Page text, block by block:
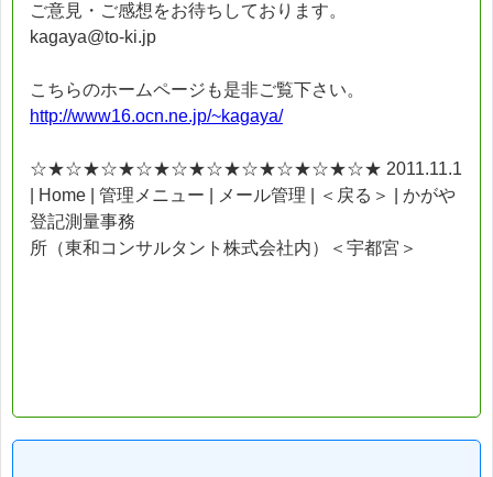
ご意見・ご感想をお待ちしております。
kagaya@to-ki.jp
こちらのホームページも是非ご覧下さい。
http://www16.ocn.ne.jp/~kagaya/
☆★☆★☆★☆★☆★☆★☆★☆★☆★☆★ 2011.11.1
| Home | 管理メニュー | メール管理 | ＜戻る＞ | かがや
登記測量事務
所（東和コンサルタント株式会社内）＜宇都宮＞